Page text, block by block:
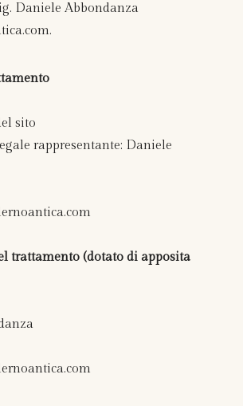
Daniele Abbondanza
sito
rappresentante: Daniele
trattamento (dotato di apposita